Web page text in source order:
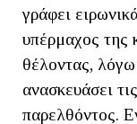
γράφει
υπέρμαχος της
θέλοντας,
ανασκευάσει
παρελθόντος.